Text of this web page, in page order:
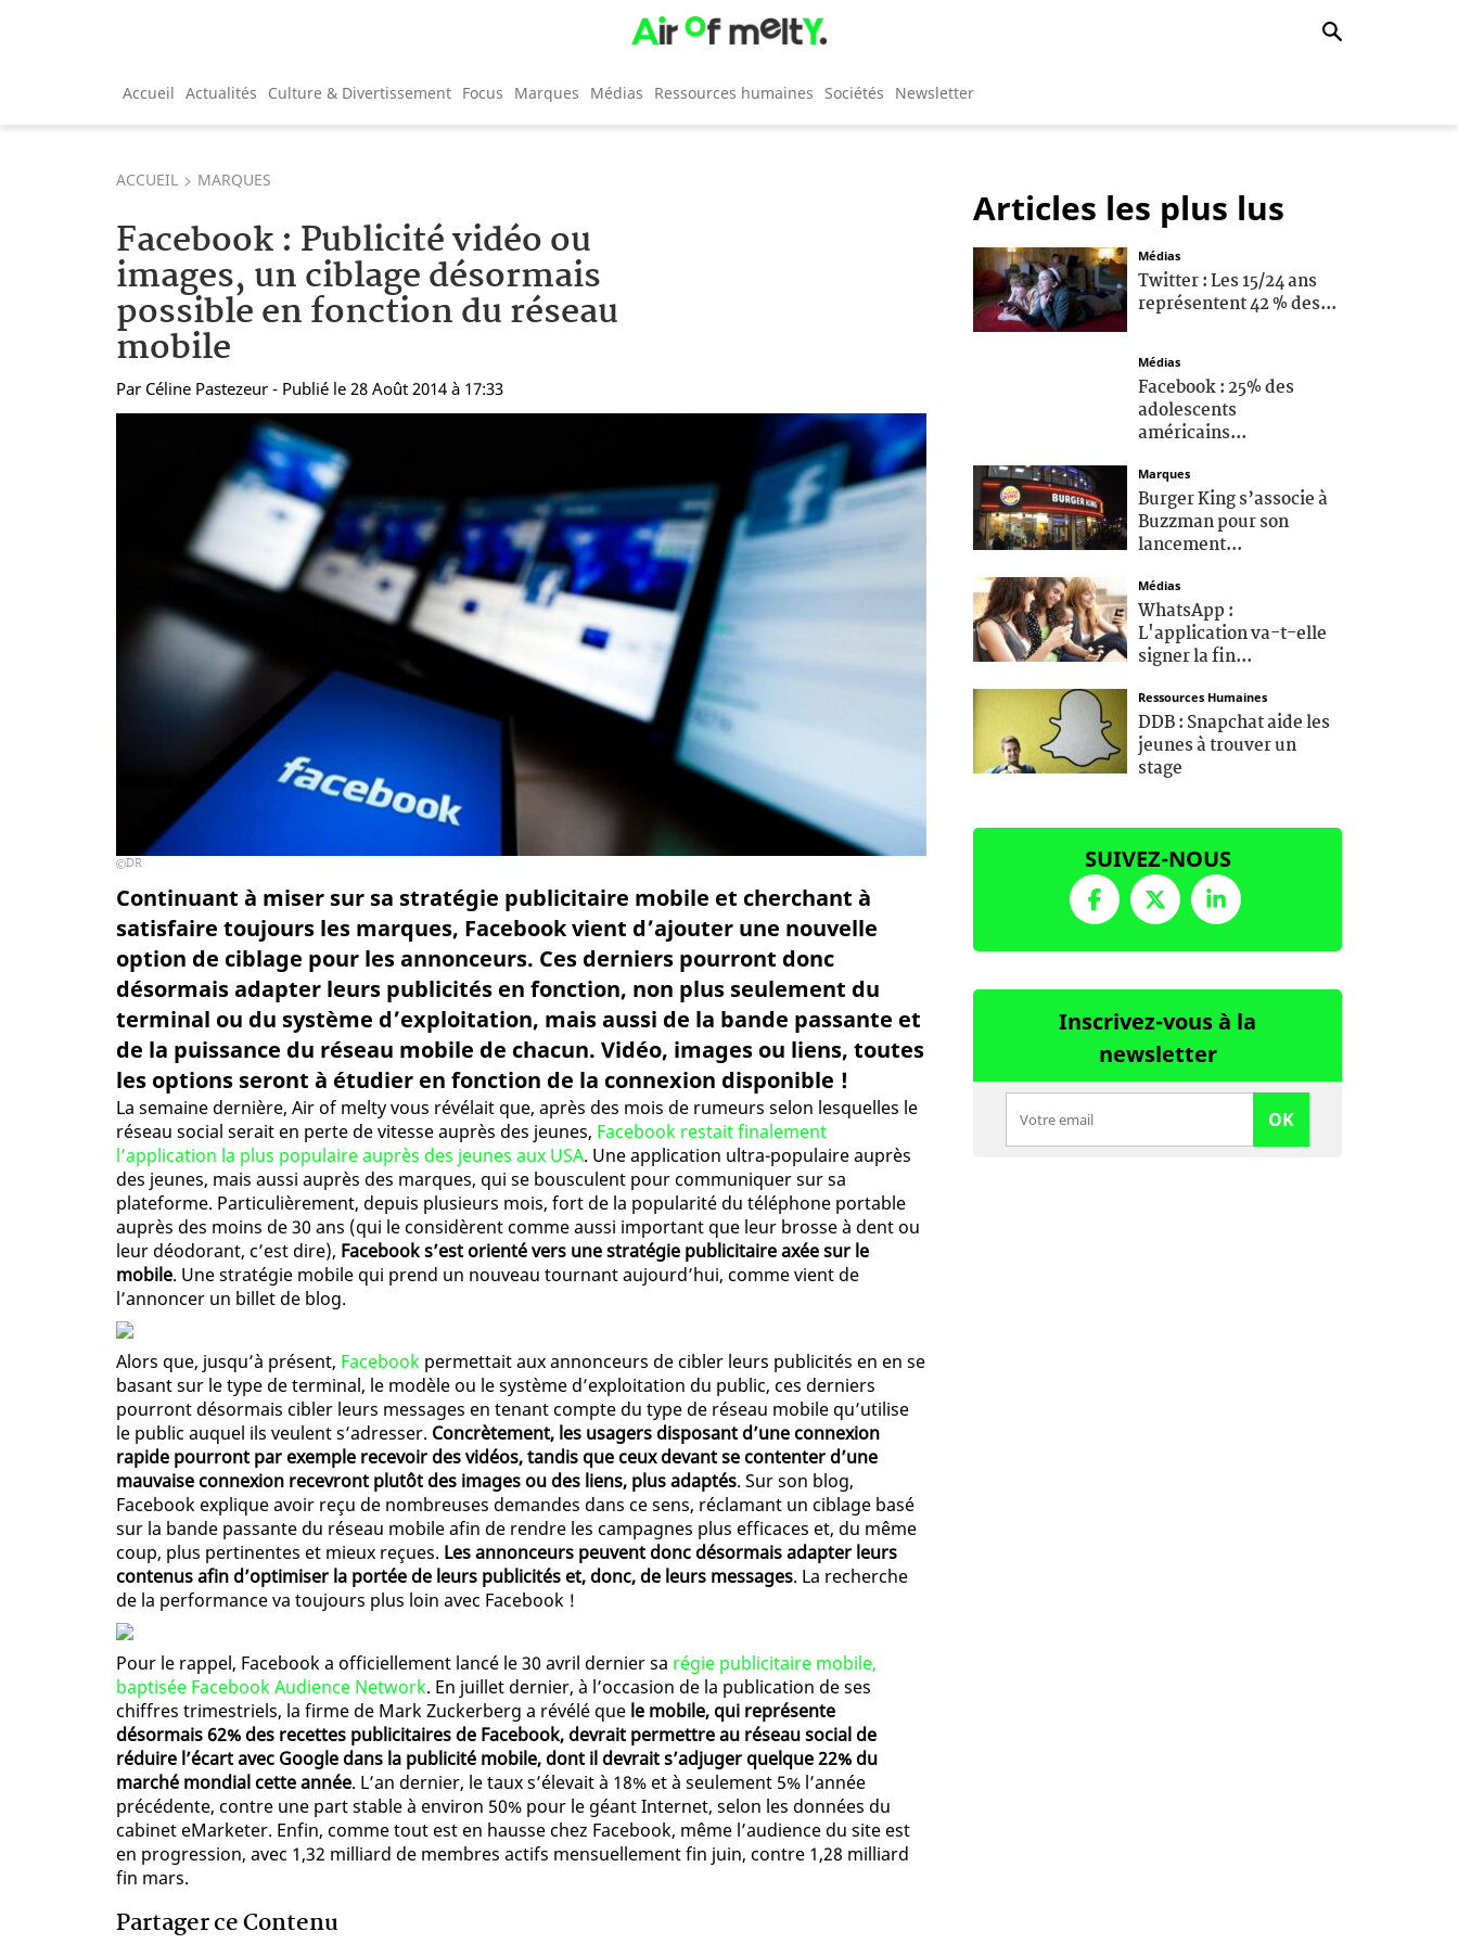
Accueil Actualités Culture & Divertissement Focus Marques Médias Ressources humaines Sociétés Newsletter
ACCUEIL MARQUES
Facebook : Publicité vidéo ou
images, un ciblage désormais
possible en fonction du réseau
mobile
Par Céline Pastezeur - Publié le 28 Août 2014 à 17:33
DR
Continuant à miser sur sa stratégie publicitaire mobile et cherchant à
satisfaire toujours les marques, Facebook vient d’ajouter une nouvelle
option de ciblage pour les annonceurs. Ces derniers pourront donc
désormais adapter leurs publicités en fonction, non plus seulement du
terminal ou du système d’exploitation, mais aussi de la bande passante et
de la puissance du réseau mobile de chacun. Vidéo, images ou liens, toutes
les options seront à étudier en fonction de la connexion disponible !
La semaine dernière, Air of melty vous révélait que, après des mois de rumeurs selon lesquelles le
réseau social serait en perte de vitesse auprès des jeunes, Facebook restait finalement
l’application la plus populaire auprès des jeunes aux USA. Une application ultra-populaire auprès
des jeunes, mais aussi auprès des marques, qui se bousculent pour communiquer sur sa
plateforme. Particulièrement, depuis plusieurs mois, fort de la popularité du téléphone portable
auprès des moins de 30 ans (qui le considèrent comme aussi important que leur brosse à dent ou
leur déodorant, c’est dire), Facebook s’est orienté vers une stratégie publicitaire axée sur le
mobile. Une stratégie mobile qui prend un nouveau tournant aujourd’hui, comme vient de
l’annoncer un billet de blog.
Alors que, jusqu’à présent, Facebook permettait aux annonceurs de cibler leurs publicités en en se
basant sur le type de terminal, le modèle ou le système d’exploitation du public, ces derniers
pourront désormais cibler leurs messages en tenant compte du type de réseau mobile qu’utilise
le public auquel ils veulent s’adresser. Concrètement, les usagers disposant d’une connexion
rapide pourront par exemple recevoir des vidéos, tandis que ceux devant se contenter d’une
mauvaise connexion recevront plutôt des images ou des liens, plus adaptés. Sur son blog,
Facebook explique avoir reçu de nombreuses demandes dans ce sens, réclamant un ciblage basé
sur la bande passante du réseau mobile afin de rendre les campagnes plus efficaces et, du même
coup, plus pertinentes et mieux reçues. Les annonceurs peuvent donc désormais adapter leurs
contenus afin d’optimiser la portée de leurs publicités et, donc, de leurs messages. La recherche
de la performance va toujours plus loin avec Facebook !
Pour le rappel, Facebook a officiellement lancé le 30 avril dernier sa régie publicitaire mobile,
baptisée Facebook Audience Network. En juillet dernier, à l’occasion de la publication de ses
chiffres trimestriels, la firme de Mark Zuckerberg a révélé que le mobile, qui représente
désormais 62% des recettes publicitaires de Facebook, devrait permettre au réseau social de
réduire l’écart avec Google dans la publicité mobile, dont il devrait s’adjuger quelque 22% du
marché mondial cette année. L’an dernier, le taux s’élevait à 18% et à seulement 5% l’année
précédente, contre une part stable à environ 50% pour le géant Internet, selon les données du
cabinet eMarketer. Enfin, comme tout est en hausse chez Facebook, même l’audience du site est
en progression, avec 1,32 milliard de membres actifs mensuellement fin juin, contre 1,28 milliard
fin mars.
Partager ce Contenu
Articles les plus lus
Médias
Twitter : Les 15/24 ans
représentent 42 % des...
Médias
Facebook : 25% des
adolescents
américains...
Marques
Burger King s’associe à
Buzzman pour son
lancement...
Médias
WhatsApp :
L'application va-t-elle
signer la fin...
Ressources Humaines
DDB : Snapchat aide les
jeunes à trouver un
stage
SUIVEZ-NOUS
Inscrivez-vous à la
newsletter
OK